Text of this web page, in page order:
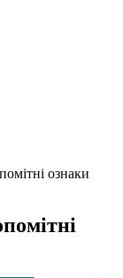
ознаки